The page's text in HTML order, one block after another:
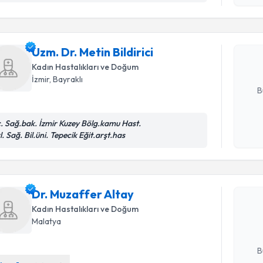
Uzm. Dr. Metin Bildirici
Kadın Hastalıkları ve Doğum
İzmir, Bayraklı
Sağ.bak. İzmir Kuzey Bölg.kamu Hast.
Sağ. Bil.üni. Tepecik Eğit.arşt.has
Dr. Muzaffer Altay
Kadın Hastalıkları ve Doğum
Malatya
Randevu
Dr.